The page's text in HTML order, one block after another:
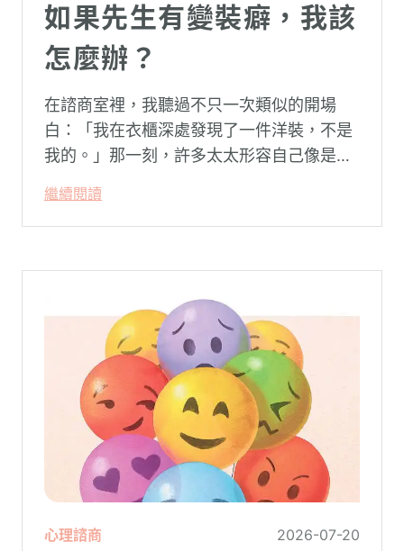
如果先生有變裝癖，我該
怎麼辦？
在諮商室裡，我聽過不只一次類似的開場
白：「我在衣櫃深處發現了一件洋裝，不是
我的。」那一刻，許多太太形容自己像是踩
陌生。
繼續閱讀
心理諮商 2026-07-20